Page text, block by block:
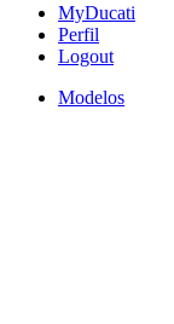
MyDucati
Perfil
Logout
Modelos